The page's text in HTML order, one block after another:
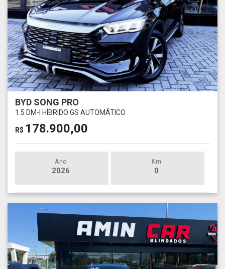
BYD SONG PRO
1.5 DM-I HÍBRIDO GS AUTOMÁTICO
R$ 178.900,00
Ano
2026
Km
0